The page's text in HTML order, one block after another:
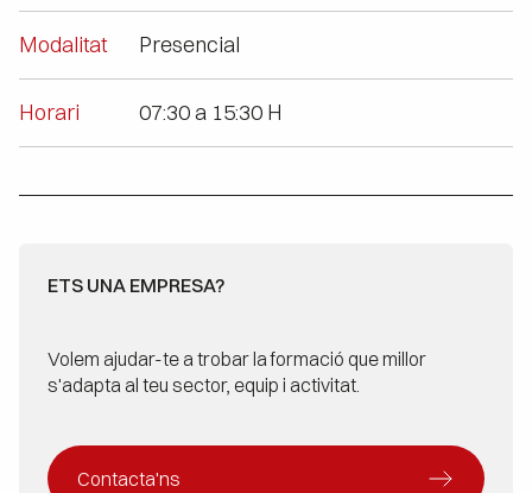
Modalitat Presencial
Horari 07:30 a 15:30 H
ETS UNA EMPRESA?
Volem ajudar-te a trobar la formació que millor
s'adapta al teu sector, equip i activitat.
Contacta'ns